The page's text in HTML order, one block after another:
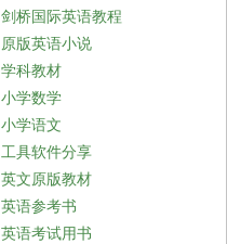
剑桥国际英语教程
原版英语小说
学科教材
小学数学
小学语文
工具软件分享
英文原版教材
英语参考书
英语考试用书